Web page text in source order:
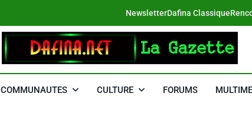
NewsletterDafina Classique
DAFINA
COMMUNAUTES CULTURE FORUMS